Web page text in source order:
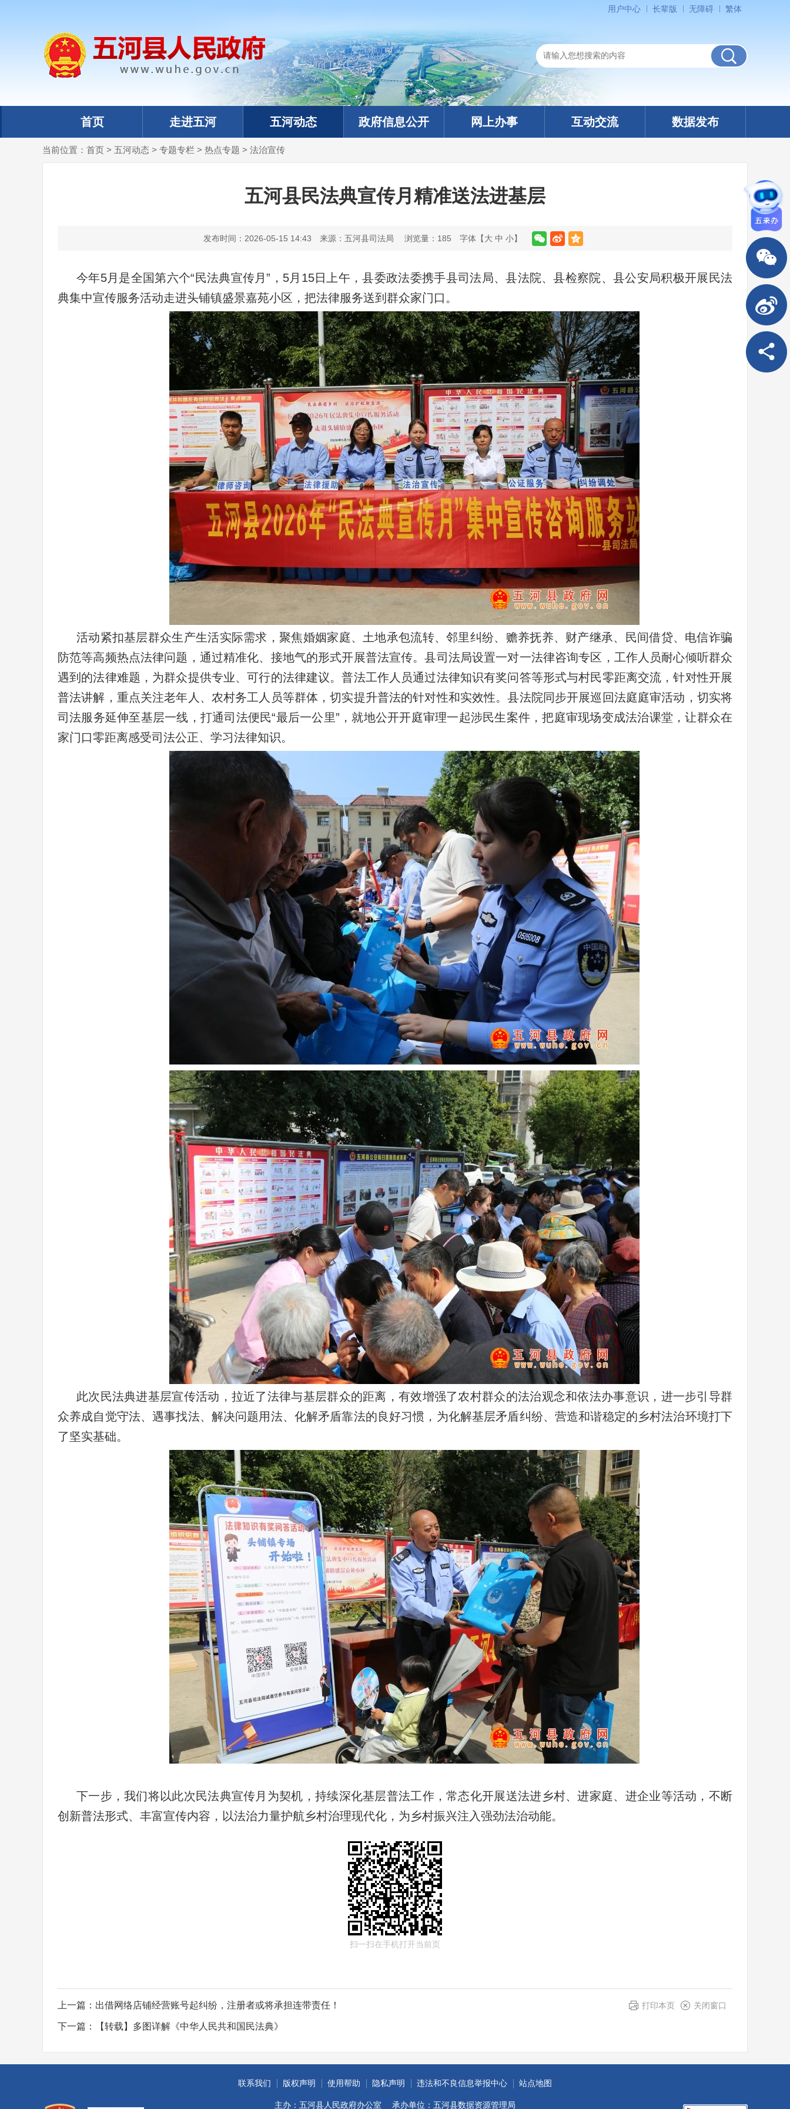
用户中心 长辈版 无障碍 繁体
首页 走进五河 五河动态 政府信息公开 网上办事 互动交流 数据发布
当前位置： 首页 > 五河动态 > 专题专栏 > 热点专题 > 法治宣传
五河县民法典宣传月精准送法进基层
发布时间：2026-05-15 14:43 来源：五河县司法局 浏览量： 185 字体【大 中 小】
今年5月是全国第六个“民法典宣传月”，5月15日上午，县委政法委携手县司法局、县法院、县检察院、县公安局积极开展民法
典集中宣传服务活动走进头铺镇盛景嘉苑小区，把法律服务送到群众家门口。
活动紧扣基层群众生产生活实际需求，聚焦婚姻家庭、土地承包流转、邻里纠纷、赡养抚养、财产继承、民间借贷、电信诈骗
防范等高频热点法律问题，通过精准化、接地气的形式开展普法宣传。县司法局设置一对一法律咨询专区，工作人员耐心倾听群众
遇到的法律难题，为群众提供专业、可行的法律建议。普法工作人员通过法律知识有奖问答等形式与村民零距离交流，针对性开展
普法讲解，重点关注老年人、农村务工人员等群体，切实提升普法的针对性和实效性。县法院同步开展巡回法庭庭审活动，切实将
司法服务延伸至基层一线，打通司法便民“最后一公里”，就地公开开庭审理一起涉民生案件，把庭审现场变成法治课堂，让群众在
家门口零距离感受司法公正、学习法律知识。
此次民法典进基层宣传活动，拉近了法律与基层群众的距离，有效增强了农村群众的法治观念和依法办事意识，进一步引导群
众养成自觉守法、遇事找法、解决问题用法、化解矛盾靠法的良好习惯，为化解基层矛盾纠纷、营造和谐稳定的乡村法治环境打下
了坚实基础。
下一步，我们将以此次民法典宣传月为契机，持续深化基层普法工作，常态化开展送法进乡村、进家庭、进企业等活动，不断
创新普法形式、丰富宣传内容，以法治力量护航乡村治理现代化，为乡村振兴注入强劲法治动能。
扫一扫在手机打开当前页
打印本页 关闭窗口
上一篇： 出借网络店铺经营账号起纠纷，注册者或将承担连带责任！
下一篇： 【转载】多图详解《中华人民共和国民法典》
联系我们 版权声明 使用帮助 隐私声明 违法和不良信息举报中心 站点地图
主办：五河县人民政府办公室 承办单位：五河县数据资源管理局
政务微信
分享